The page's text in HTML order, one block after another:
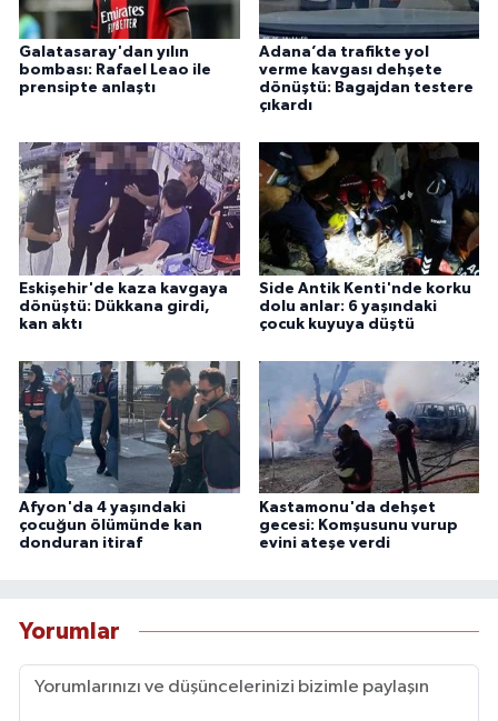
Galatasaray'dan yılın
bombası: Rafael Leao ile
prensipte anlaştı
Adana’da trafikte yol
verme kavgası dehşete
dönüştü: Bagajdan testere
çıkardı
Eskişehir'de kaza kavgaya
dönüştü: Dükkana girdi,
kan aktı
Side Antik Kenti'nde korku
dolu anlar: 6 yaşındaki
çocuk kuyuya düştü
Afyon'da 4 yaşındaki
çocuğun ölümünde kan
donduran itiraf
Kastamonu'da dehşet
gecesi: Komşusunu vurup
evini ateşe verdi
Yorumlar